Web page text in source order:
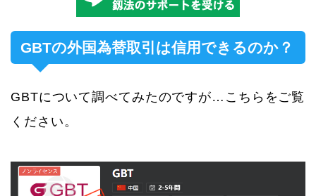
GBTの外国為替取引は信用できるのか？
GBTについて調べてみたのですが…こちらをご覧
ください。